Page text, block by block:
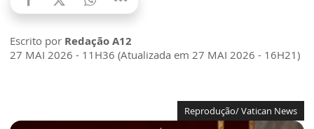
Escrito por Redação A12
27 MAI 2026 - 11H36 (Atualizada em 27 MAI 2026 - 16H21)
Reprodução/ Vatican News